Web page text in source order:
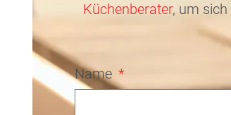
Küchenberater, um sich
Name